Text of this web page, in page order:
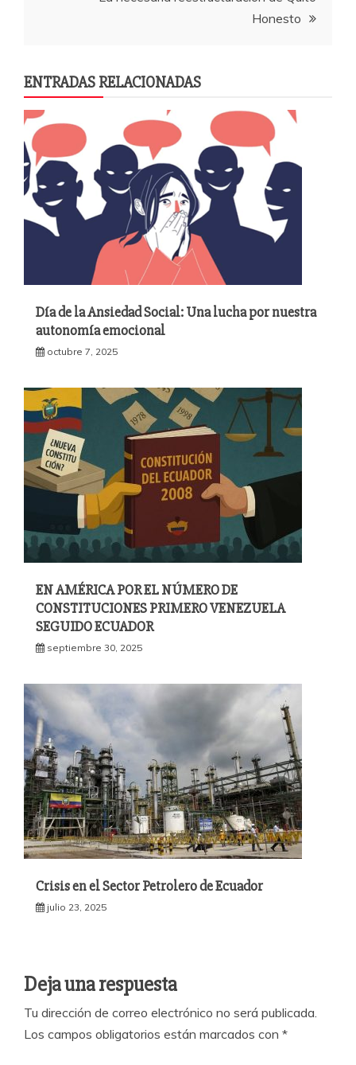
Honesto
ENTRADAS RELACIONADAS
Día de la Ansiedad Social: Una lucha por nuestra
autonomía emocional
octubre 7, 2025
EN AMÉRICA POR EL NÚMERO DE
CONSTITUCIONES PRIMERO VENEZUELA
SEGUIDO ECUADOR
septiembre 30, 2025
Crisis en el Sector Petrolero de Ecuador
julio 23, 2025
Deja una respuesta
Tu dirección de correo electrónico no será publicada.
Los campos obligatorios están marcados con *